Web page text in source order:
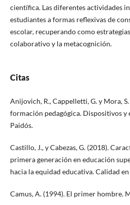
científica. Las diferentes actividades
estudiantes a formas reflexivas de
escolar, recuperando como
colaborativo y la metacognición.
Citas
Anijovich, R., Cappelletti, G. y Mora,
formación pedagógica. Dispositivos y
Paidós.
Castillo, J., y Cabezas, G. (2018).
primera generación en educación
hacia la equidad educativa. Calidad
Camus, A. (1994). El primer hombre.